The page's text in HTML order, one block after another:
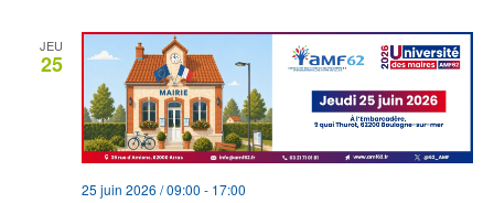
JEU
25
25 juin 2026 / 09:00 - 17:00